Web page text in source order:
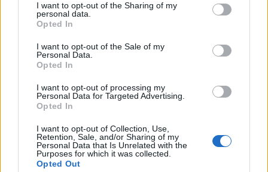
not limited to your visit or usage behaviour. You may click to
grant or deny consent to Google and its third-party tags to
use your data for below specified purposes in below Google
consent section.
I want to opt-out of the Sharing of my
personal data.
Opted In
I want to opt-out of the Sale of my
Personal Data.
Opted In
I want to opt-out of processing my
Personal Data for Targeted Advertising.
Opted In
I want to opt-out of Collection, Use,
Retention, Sale, and/or Sharing of my
Personal Data that Is Unrelated with the
Purposes for which it was collected.
Opted Out
A szenvedélybeteg szülők gyerekei sokszor ijesztően
magukra maradnak a rendezetlen családi
hátterükkel, és nem is biztos, hogy felismerik: ami
otthon zajlik, az nem normális. És sokszor azt sem
tudják, hogy kaphatnak segítséget. A társadalom